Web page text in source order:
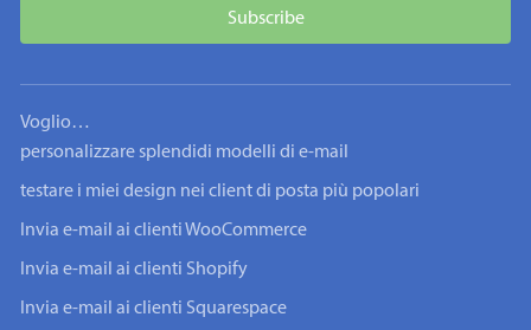
Voglio…
personalizzare splendidi modelli di e-mail
testare i miei design nei client di posta più popolari
Invia e-mail ai clienti WooCommerce
Invia e-mail ai clienti Shopify
Invia e-mail ai clienti Squarespace